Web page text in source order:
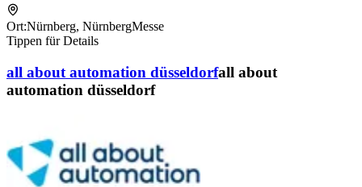
Ort:Nürnberg, NürnbergMesse
Tippen für Details
all about automation düsseldorfall about
automation düsseldorf